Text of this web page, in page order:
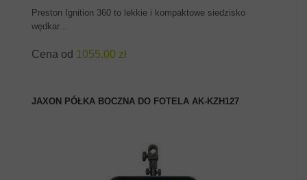
Preston Ignition 360 to lekkie i kompaktowe siedzisko
wędkar...
Cena od 1055.00 zł
JAXON PÓŁKA BOCZNA DO FOTELA AK-KZH127
ZOBACZ PRODUKT